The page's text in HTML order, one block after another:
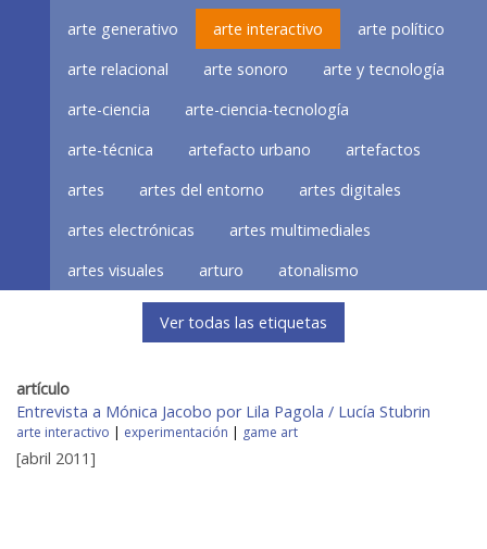
arte generativo
arte interactivo
arte político
arte relacional
arte sonoro
arte y tecnología
arte-ciencia
arte-ciencia-tecnología
arte-técnica
artefacto urbano
artefactos
artes
artes del entorno
artes digitales
artes electrónicas
artes multimediales
artes visuales
arturo atonalismo
Ver todas las etiquetas
artículo
Entrevista a Mónica Jacobo por Lila Pagola / Lucía Stubrin
arte interactivo | experimentación | game art
[abril 2011]